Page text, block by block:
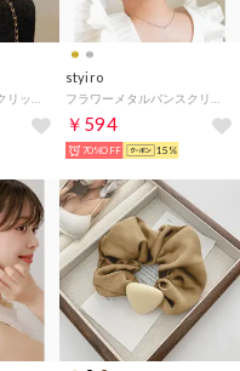
styiro
￥594
70%OFF 15%